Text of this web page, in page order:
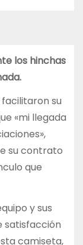
los hinchas
su
«mi llegada
su contrato
que
y sus
satisfacción
camiseta,